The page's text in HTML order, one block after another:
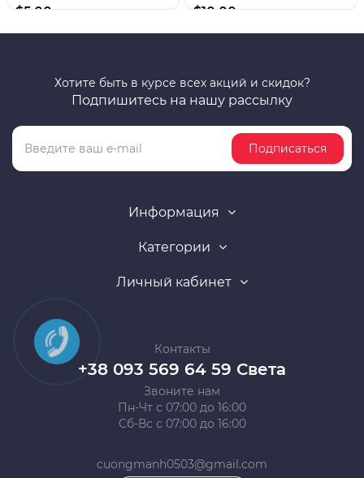
$5.00 $10.00
Хотите быть в курсе всех акций и скидок?
Подпишитесь на нашу рассылку
Подписаться
Информация
Категории
Личный кабинет
Контакты
+38 093 569 64 59 Света
Звоните нам
Пн-Чт с 07:00 до 16:00
Сб-Вс с 07:00 до 16:00
cuongmanh0503@gmail.com